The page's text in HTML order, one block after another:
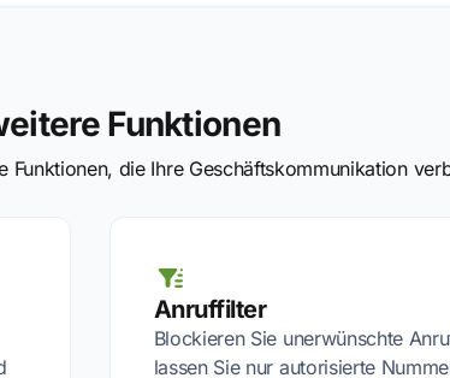
Funktionen
Funktionen, die Ihre Geschäftskommunikation
Anruffilter
Blockieren Sie unerwünschte
lassen Sie nur autorisierte